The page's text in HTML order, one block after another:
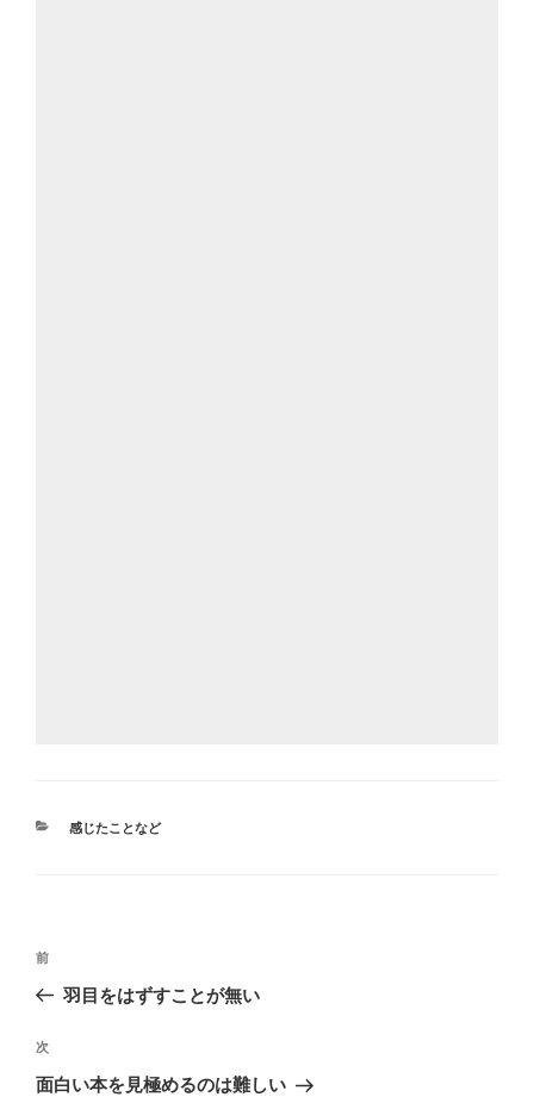
カ
感じたことなど
投
ナ
ビ
ゲ
前
の
稿
前
羽目をはずすことが無い
次
の
次
面白い本を見極めるのは難しい